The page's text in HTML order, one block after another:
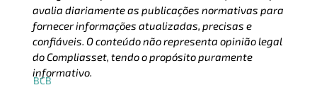
avalia diariamente as publicações normativas para
fornecer informações atualizadas, precisas e
confiáveis. O conteúdo não representa opinião legal
do Compliasset, tendo o propósito puramente
informativo.
BCB